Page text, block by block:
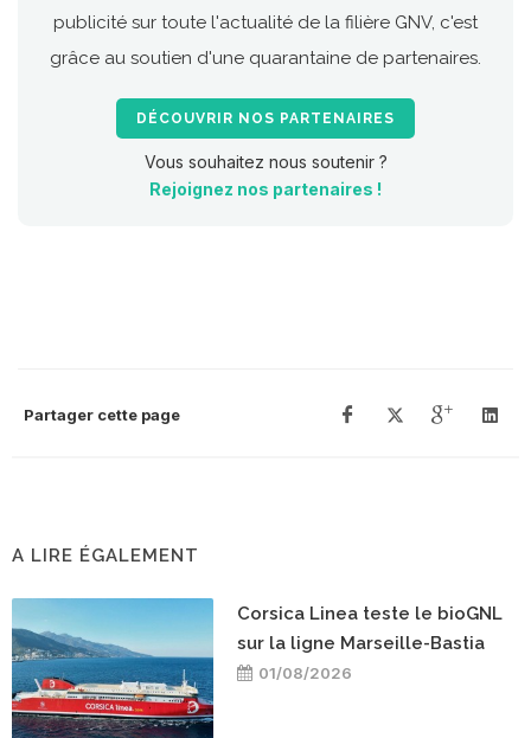
publicité sur toute l'actualité de la filière GNV, c'est
grâce au soutien d'une quarantaine de partenaires.
DÉCOUVRIR NOS PARTENAIRES
Vous souhaitez nous soutenir ?
Rejoignez nos partenaires !
Partager cette page
A LIRE ÉGALEMENT
Corsica Linea teste le bioGNL
sur la ligne Marseille-Bastia
01/08/2026